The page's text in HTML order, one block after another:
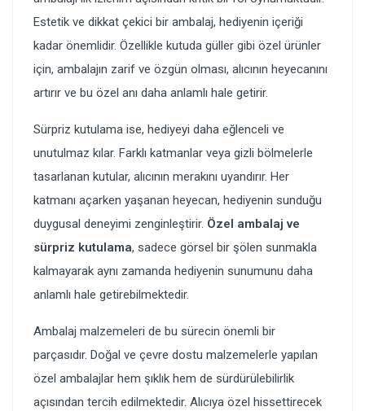
Estetik ve dikkat çekici bir ambalaj, hediyenin içeriği
kadar önemlidir. Özellikle kutuda güller gibi özel ürünler
için, ambalajın zarif ve özgün olması, alıcının heyecanını
artırır ve bu özel anı daha anlamlı hale getirir.
Sürpriz kutulama ise, hediyeyi daha eğlenceli ve
unutulmaz kılar. Farklı katmanlar veya gizli bölmelerle
tasarlanan kutular, alıcının merakını uyandırır. Her
katmanı açarken yaşanan heyecan, hediyenin sunduğu
duygusal deneyimi zenginleştirir. Özel ambalaj ve
sürpriz kutulama, sadece görsel bir şölen sunmakla
kalmayarak aynı zamanda hediyenin sunumunu daha
anlamlı hale getirebilmektedir.
Ambalaj malzemeleri de bu sürecin önemli bir
parçasıdır. Doğal ve çevre dostu malzemelerle yapılan
özel ambalajlar hem şıklık hem de sürdürülebilirlik
açısından tercih edilmektedir. Alıcıya özel hissettirecek